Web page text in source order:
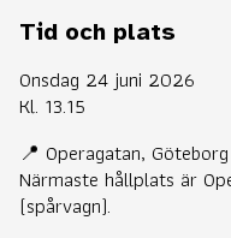
Tid och plats
Onsdag 24 juni 2026
Kl. 13.15
📍 Operagatan, Göteborg
Närmaste hållplats är
(spårvagn).